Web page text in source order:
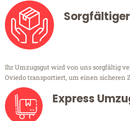
Ihr Umzugsgut wird von uns sorgfältig
Oviedo transportiert, um einen sicheren
Express